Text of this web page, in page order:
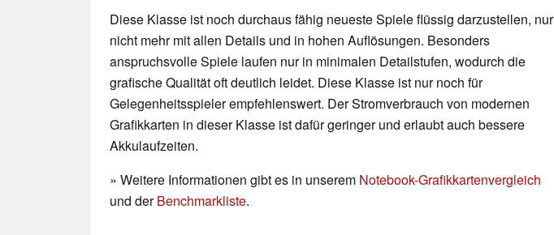
Diese Klasse ist noch durchaus fähig neueste Spiele flüssig darzustellen, nur
nicht mehr mit allen Details und in hohen Auflösungen. Besonders
anspruchsvolle Spiele laufen nur in minimalen Detailstufen, wodurch die
grafische Qualität oft deutlich leidet. Diese Klasse ist nur noch für
Gelegenheitsspieler empfehlenswert. Der Stromverbrauch von modernen
Grafikkarten in dieser Klasse ist dafür geringer und erlaubt auch bessere
Akkulaufzeiten.
» Weitere Informationen gibt es in unserem Notebook-Grafikkartenvergleich
und derBenchmarkliste.